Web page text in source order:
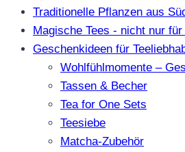
Traditionelle Pflanzen aus
Magische Tees - nicht nur
Geschenkideen für
Wohlfühlmomente –
Tassen & Becher
Tea for One Sets
Teesiebe
Matcha-Zubehör